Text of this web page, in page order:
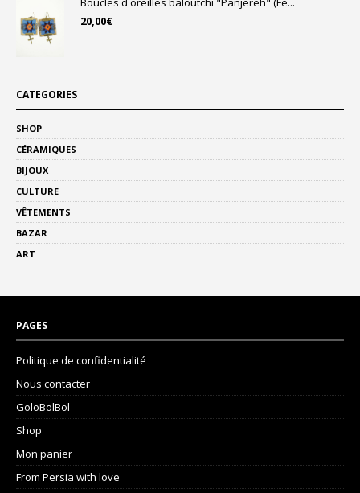
20,00€
CATEGORIES
SHOP
CÉRAMIQUES
BIJOUX
CULTURE
VÊTEMENTS
BAZAR
ART
PAGES
Politique de confidentialité
Nous contacter
GoloBolBol
Shop
Mon panier
From Persia with love